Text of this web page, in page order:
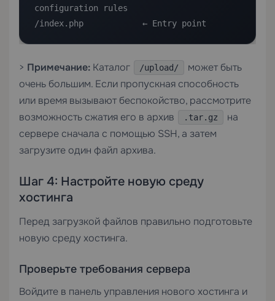
configuration rules
/index.php            ← Entry point
> Примечание: Каталог /upload/
может быть
очень большим. Если пропускная способность
или время вызывают беспокойство, рассмотрите
возможность сжатия его в архив
.tar.gz
на
сервере сначала с помощью SSH, а затем
загрузите один файл архива.
Шаг 4: Настройте новую среду
хостинга
Перед загрузкой файлов правильно подготовьте
новую среду хостинга.
Проверьте требования сервера
Войдите в панель управления нового хостинга и